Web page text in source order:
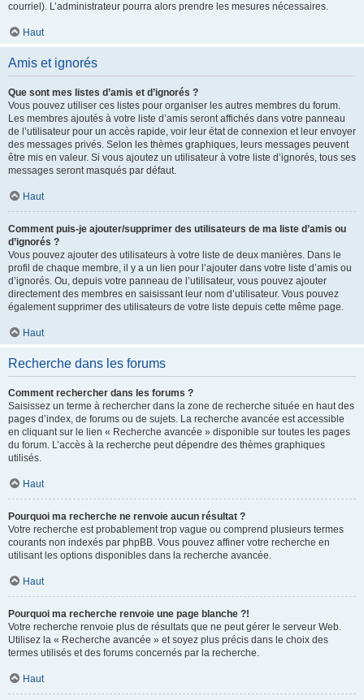
courriel). L’administrateur pourra alors prendre les mesures nécessaires.
Haut
Amis et ignorés
Que sont mes listes d’amis et d’ignorés ?
Vous pouvez utiliser ces listes pour organiser les autres membres du forum.
Les membres ajoutés à votre liste d’amis seront affichés dans votre panneau
de l’utilisateur pour un accès rapide, voir leur état de connexion et leur envoyer
des messages privés. Selon les thèmes graphiques, leurs messages peuvent
être mis en valeur. Si vous ajoutez un utilisateur à votre liste d’ignorés, tous ses
messages seront masqués par défaut.
Haut
Comment puis-je ajouter/supprimer des utilisateurs de ma liste d’amis ou
d’ignorés ?
Vous pouvez ajouter des utilisateurs à votre liste de deux manières. Dans le
profil de chaque membre, il y a un lien pour l’ajouter dans votre liste d’amis ou
d’ignorés. Ou, depuis votre panneau de l’utilisateur, vous pouvez ajouter
directement des membres en saisissant leur nom d’utilisateur. Vous pouvez
également supprimer des utilisateurs de votre liste depuis cette même page.
Haut
Recherche dans les forums
Comment rechercher dans les forums ?
Saisissez un terme à rechercher dans la zone de recherche située en haut des
pages d’index, de forums ou de sujets. La recherche avancée est accessible
en cliquant sur le lien « Recherche avancée » disponible sur toutes les pages
du forum. L’accès à la recherche peut dépendre des thèmes graphiques
utilisés.
Haut
Pourquoi ma recherche ne renvoie aucun résultat ?
Votre recherche est probablement trop vague ou comprend plusieurs termes
courants non indexés par phpBB. Vous pouvez affiner votre recherche en
utilisant les options disponibles dans la recherche avancée.
Haut
Pourquoi ma recherche renvoie une page blanche ?!
Votre recherche renvoie plus de résultats que ne peut gérer le serveur Web.
Utilisez la « Recherche avancée » et soyez plus précis dans le choix des
termes utilisés et des forums concernés par la recherche.
Haut